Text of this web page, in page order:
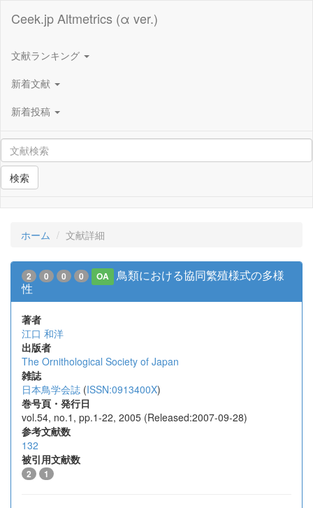
Ceek.jp Altmetrics (α ver.)
文献ランキング
新着文献
新着投稿
検索
ホーム 文献詳細
2 0 0 0 OA
鳥類における協同繁殖様式の多様
性
著者
江口 和洋
出版者
The Ornithological Society of Japan
雑誌
日本鳥学会誌 (ISSN:0913400X)
巻号頁・発行日
vol.54, no.1, pp.1-22, 2005 (Released:2007-09-28)
参考文献数
132
被引用文献数
2 1